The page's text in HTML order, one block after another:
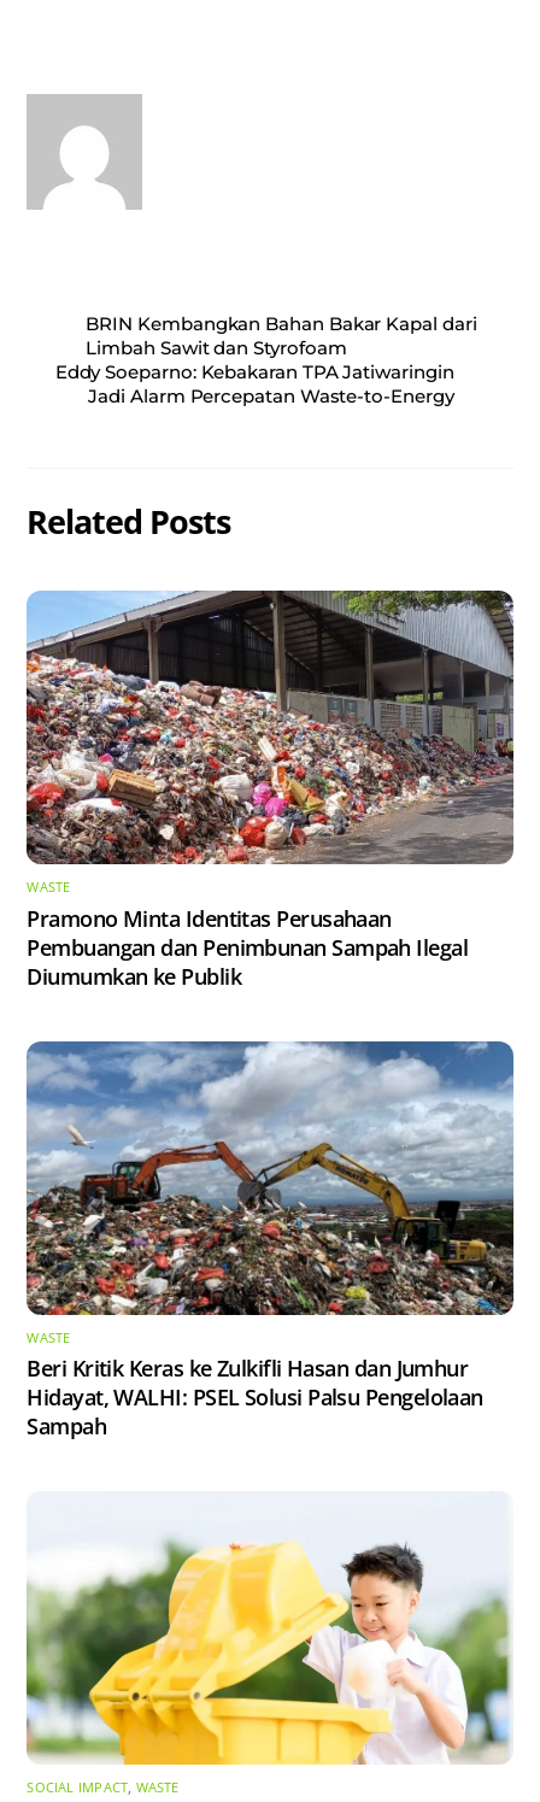
pp
BRIN Kembangkan Bahan Bakar Kapal dari
Limbah Sawit dan Styrofoam
Eddy Soeparno: Kebakaran TPA Jatiwaringin
Jadi Alarm Percepatan Waste-to-Energy
Related Posts
WASTE
Pramono Minta Identitas Perusahaan
Pembuangan dan Penimbunan Sampah Ilegal
Diumumkan ke Publik
WASTE
Beri Kritik Keras ke Zulkifli Hasan dan Jumhur
Hidayat, WALHI: PSEL Solusi Palsu Pengelolaan
Sampah
SOCIAL IMPACT, WASTE